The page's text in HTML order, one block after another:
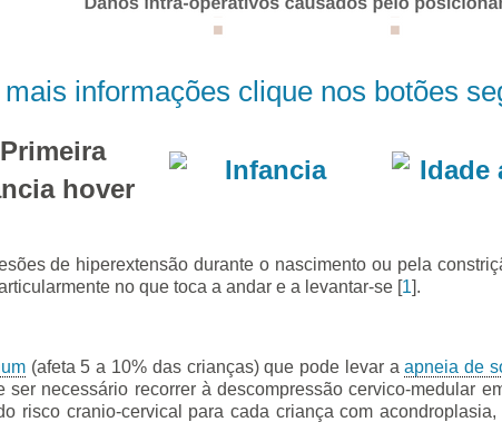
mais informações clique nos botões
de hiperextensão durante o nascimento ou pela
no que toca a andar e a levantar-se [1].
(afeta 5 a 10% das crianças) que pode levar aapneia de
ser necessário recorrer à descompressão cervico-medular
risco cranio-cervical para cada criança com